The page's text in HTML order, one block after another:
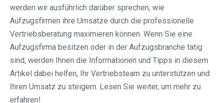
werden wir ausführlich darüber sprechen, wie
Aufzugsfirmen ihre Umsätze durch die professionelle
Vertriebsberatung maximieren können. Wenn Sie eine
Aufzugsfirma besitzen oder in der Aufzugsbranche tätig
sind, werden Ihnen die Informationen und Tipps in diesem
Artikel dabei helfen, Ihr Vertriebsteam zu unterstützen und
Ihren Umsatz zu steigern. Lesen Sie weiter, um mehr zu
erfahren!